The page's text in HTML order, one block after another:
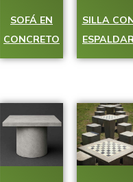
SOFÁ EN
CONCRETO
SILLA